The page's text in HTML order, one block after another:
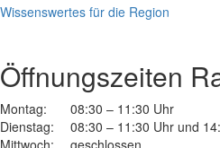
Wissenswertes für die Region
Öffnungszeiten
Montag:
08:30 – 11:30 Uhr
Dienstag:
08:30 – 11:30 Uhr und